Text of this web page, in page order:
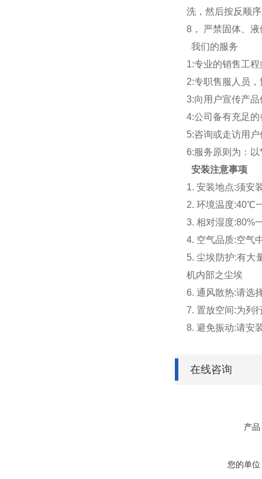
洗，然后按反顺
8， 严禁固体、
我们的服务
1:专业的销售工
2:专职售服人员
3:向用户宣传产
4:公司备有充足
5:咨询或走访用
6:服务原则为：
安装注意事项
1. 安装地点:须安
2. 环境温度:40℃
3. 相对湿度:80%
4. 空气品质:空气
5. 尘埃防护:有大
机内部之尘埃
6. 通风散热:请选
7. 置放空间:为列
8. 避免振动:请安
在线咨询
产品
您的单位